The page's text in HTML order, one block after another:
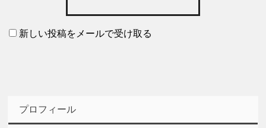
新しい投稿をメールで受け取る
プロフィール